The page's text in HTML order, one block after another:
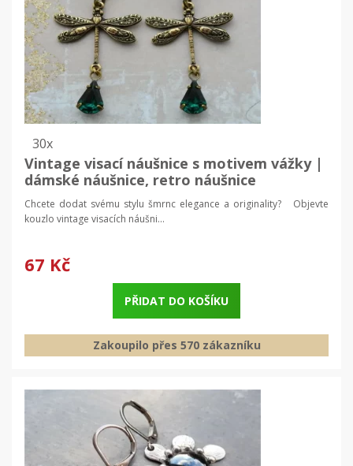
30x
Vintage visací náušnice s motivem vážky |
dámské náušnice, retro náušnice
Chcete dodat svému stylu šmrnc elegance a originality? Objevte
kouzlo vintage visacích náušni...
67 Kč
PŘIDAT DO KOŠÍKU
Zakoupilo přes 570 zákazníku